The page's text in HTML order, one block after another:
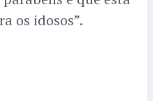
os idosos”.